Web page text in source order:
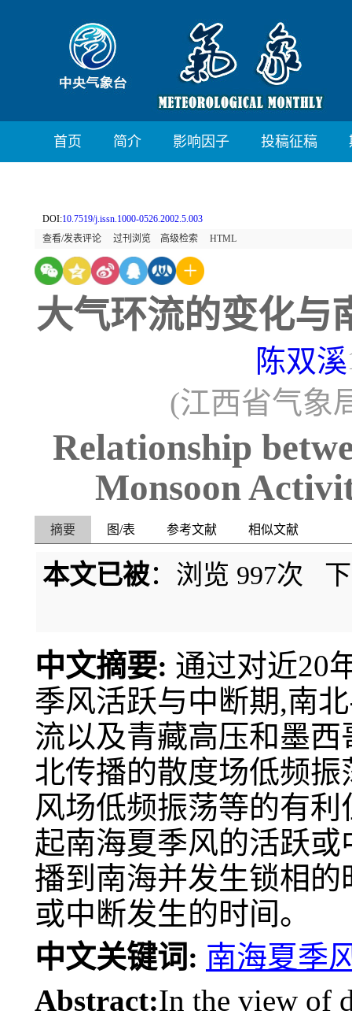
首页 简介 影响因子 投稿征稿
DOI:10.7519/j.issn.1000-0526.2002.5.003
查看/发表评论
过刊浏览 高级检索 HTML
大气环流的变化与
陈双溪
(江西省气象
Relationship
Monsoon
摘要 图/表 参考文献 相似文献
本文已被：浏览 997次
中文摘要: 通过对近20
季风活跃与中断期,南
流以及青藏高压和墨
北传播的散度场低频
风场低频振荡等的有
起南海夏季风的活跃
播到南海并发生锁相
或中断发生的时间。
中文关键词: 南海夏季
Abstract:In the view of